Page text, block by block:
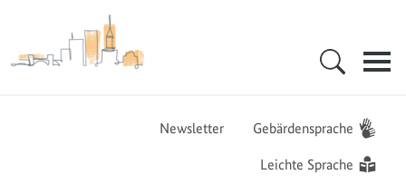
Zur Startseite - BGZ - Bundesamt für Migration und Flüchtlinge
Newsletter Gebärdensprache
Leichte Sprache